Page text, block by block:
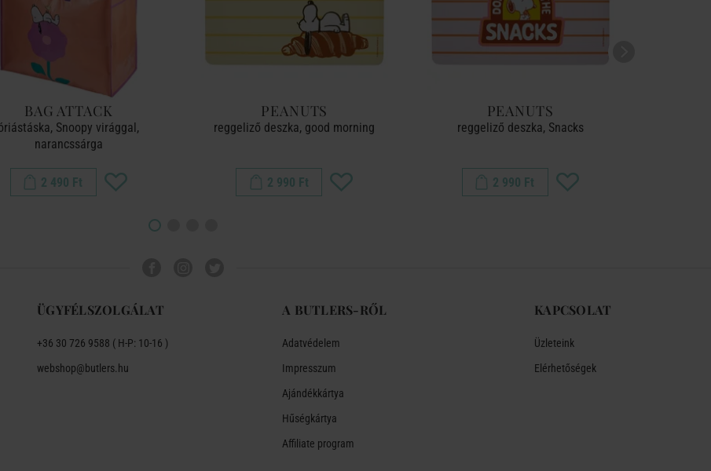
BAG ATTACK
Snoopy virággal,
narancssárga
2 490 Ft
PEANUTS
reggeliző deszka, good morning
2 990 Ft
PEANUTS
reggeliző deszka, Snacks
2 990 Ft
ÜGYFÉLSZOLGÁLAT
+36 30 726 9588 ( H-P: 10-16 )
webshop@butlers.hu
A BUTLERS-RŐL
Adatvédelem
Impresszum
Ajándékkártya
Hűségkártya
Affiliate program
KAPCSOLAT
Üzleteink
Elérhetőségek